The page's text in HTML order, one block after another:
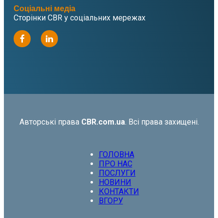
Соціальні медіа
Сторінки CBR у соціальних мережах
Авторські права CBR.com.ua. Всі права захищені.
ГОЛОВНА
ПРО НАС
ПОСЛУГИ
НОВИНИ
КОНТАКТИ
ВГОРУ